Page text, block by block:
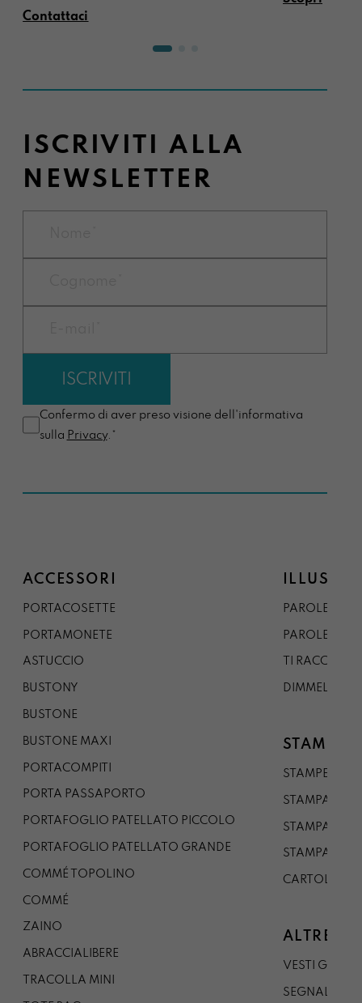
Contattaci
ISCRIVITI ALLA
NEWSLETTER
Confermo di aver preso visione dell'informativa
sulla Privacy.*
ACCESSORI
PORTACOSETTE
PORTAMONETE
ASTUCCIO
BUSTONY
BUSTONE
BUSTONE MAXI
PORTACOMPITI
PORTA PASSAPORTO
PORTAFOGLIO PATELLATO PICCOLO
PORTAFOGLIO PATELLATO GRANDE
COMMÉ TOPOLINO
COMMÉ
ZAINO
ABRACCIALIBERE
TRACOLLA MINI
PAROLE DAL
PAROLE DA
TI
DIMMELO
STAMPE
STAMPE A5
STAMPA A3
STAMPA A1
STAMPA A0
CARTOLINA
ALTRE
VESTI
SEGNALIBRO